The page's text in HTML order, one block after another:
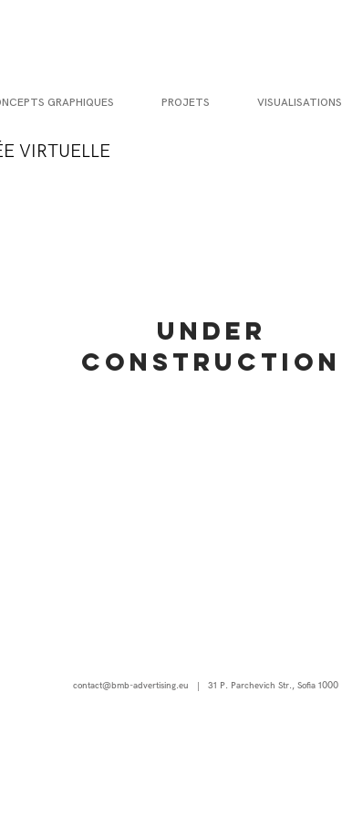
GRAPHIQUES PROJETS VISUALISATIONS
VIRTUELLE
UNDER
CONSTRUCTION
contact@bmb-advertising.eu | 31 P. Parchevich Str., Sofia 1000